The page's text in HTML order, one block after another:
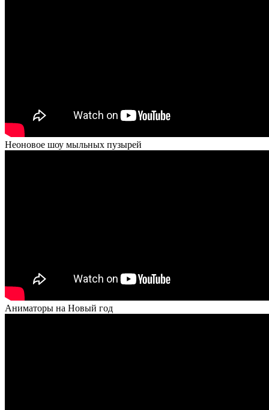
Неоновое шоу мыльных пузырей
Аниматоры на Новый год